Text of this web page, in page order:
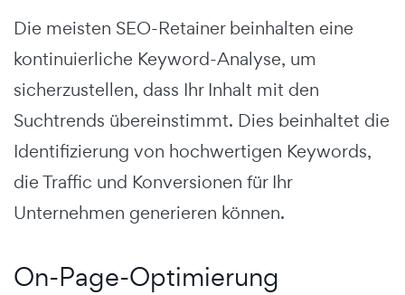
Die meisten SEO-Retainer beinhalten eine
kontinuierliche Keyword-Analyse, um
sicherzustellen, dass Ihr Inhalt mit den
Suchtrends übereinstimmt. Dies beinhaltet die
Identifizierung von hochwertigen Keywords,
die Traffic und Konversionen für Ihr
Unternehmen generieren können.
On-Page-Optimierung